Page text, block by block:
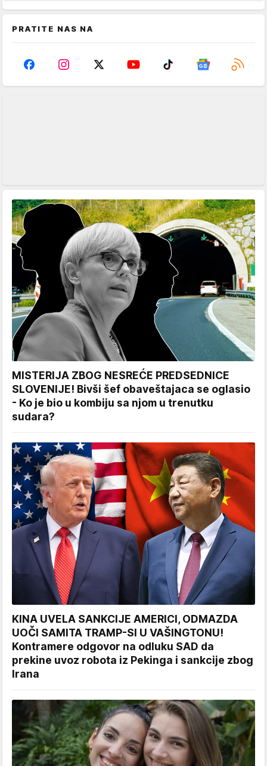
PRATITE NAS NA
MISTERIJA ZBOG NESREĆE PREDSEDNICE
SLOVENIJE! Bivši šef obaveštajaca se oglasio
- Ko je bio u kombiju sa njom u trenutku
sudara?
KINA UVELA SANKCIJE AMERICI, ODMAZDA
UOČI SAMITA TRAMP-SI U VAŠINGTONU!
Kontramere odgovor na odluku SAD da
prekine uvoz robota iz Pekinga i sankcije zbog
Irana